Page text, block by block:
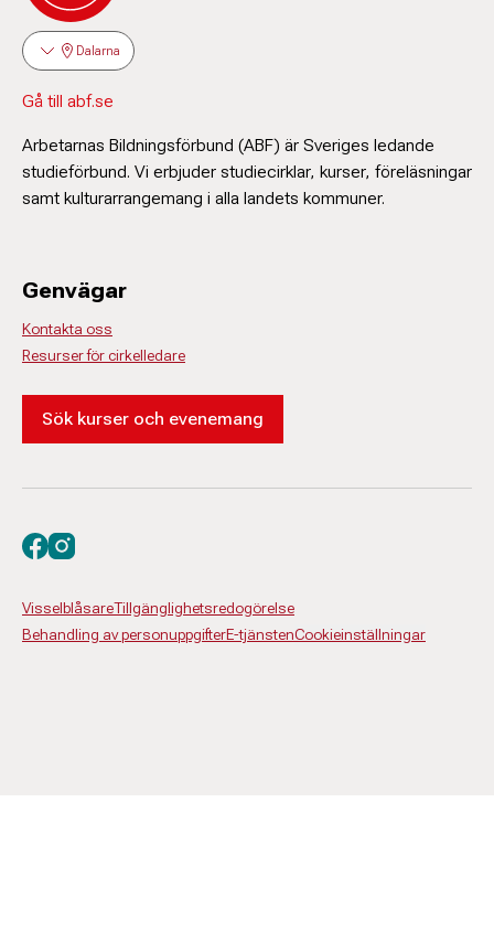
Dalarna
Gå till abf.se
Arbetarnas Bildningsförbund (ABF) är Sveriges ledande
studieförbund. Vi erbjuder studiecirklar, kurser, föreläsningar
samt kulturarrangemang i alla landets kommuner.
Genvägar
Kontakta oss
Resurser för cirkelledare
Sök kurser och evenemang
VisselblåsareTillgänglighetsredogörelse
Behandling av personuppgifterE-tjänstenCookieinställningar
Besök oss på facebook
Besök oss på instagram